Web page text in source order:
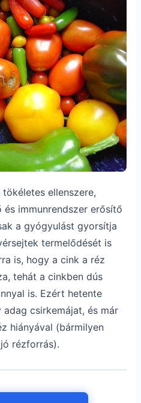
ellenszere,
immunrendszer erősítő
a gyógyulást gyorsítja
termelődését is
is, hogy a cink a réz
tehát a cinkben dús
is. Ezért hetente
csirkemájat, és már
hiányával (bármilyen
rézforrás).